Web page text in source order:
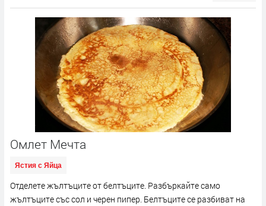
Омлет Мечта
Ястия с Яйца
Отделете жълтъците от белтъците. Разбъркайте само
жълтъците със сол и черен пипер. Белтъците се разбиват на